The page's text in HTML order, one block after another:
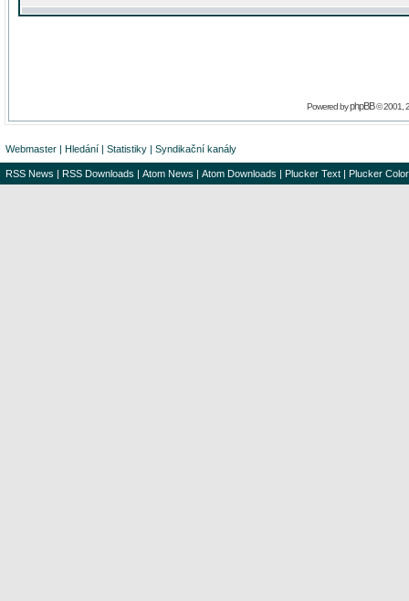
Powered byphpBB© 2001,
Webmaster | Hledání | Statistiky | Syndikační kanály
RSS News | RSS Downloads | Atom News | Atom Downloads | Plucker Text | Plucker Color